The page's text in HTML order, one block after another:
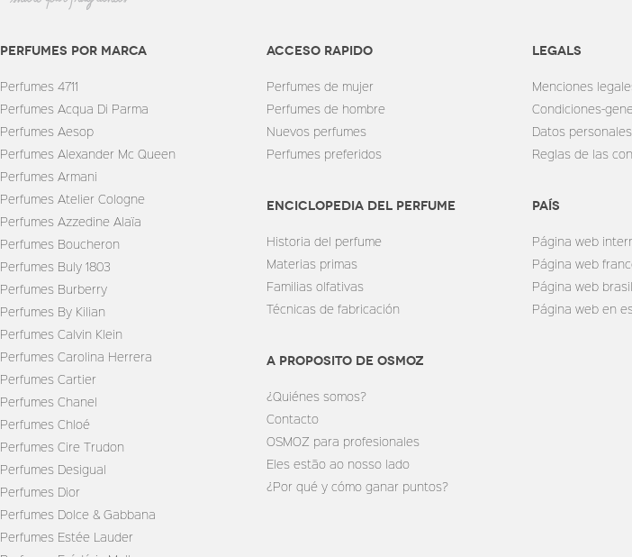
perfumes por marca
Perfumes 4711
Perfumes Acqua Di Parma
Perfumes Aesop
Perfumes Alexander Mc Queen
Perfumes Armani
Perfumes Atelier Cologne
Perfumes Azzedine Alaïa
Perfumes Boucheron
Perfumes Buly 1803
Perfumes Burberry
Perfumes By Kilian
Perfumes Calvin Klein
Perfumes Carolina Herrera
Perfumes Cartier
Perfumes Chanel
Perfumes Chloé
Perfumes Cire Trudon
Perfumes Desigual
Perfumes Dior
Perfumes Dolce & Gabbana
Perfumes Estée Lauder
Acceso rapido
Perfumes de mujer
Perfumes de hombre
Nuevos perfumes
Perfumes preferidos
enciclopedia del perfume
Historia del perfume
Materias primas
Familias olfativas
Técnicas de fabricación
A PROPOSITO DE OSMOZ
¿Quiénes somos?
Contacto
OSMOZ para profesionales
Eles estão ao nosso lado
¿Por qué y cómo ganar puntos?
Legals
Menciones
Condiciones-
Datos personales
Reglas de las
País
Página web
Página web
Página web
Página web en